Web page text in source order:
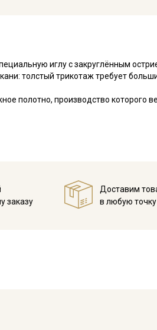
иглу с закруглённым
толстый трикотаж требует
полотно, производство которого
гигроскопичная, не
не вызывает раздражений;
заказу
Доставим
в любую